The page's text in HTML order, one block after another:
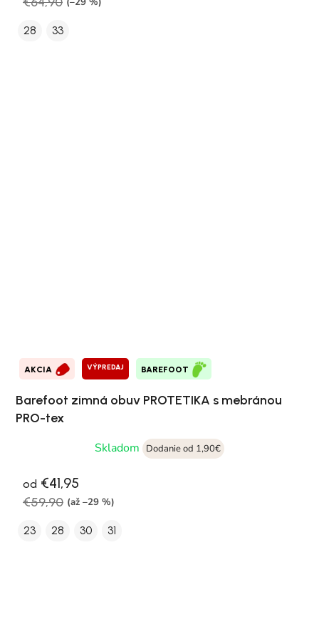
28 33
AKCIA VÝPREDAJ BAREFOOT
Barefoot zimná obuv PROTETIKA s mebránou
PRO-tex
Skladom
Dodanie od 1,90€
od €41,95
€59,90 (až –29 %)
23 28 30 31